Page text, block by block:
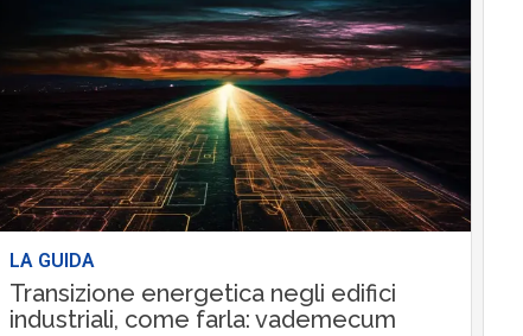
LA GUIDA
Transizione energetica negli edifici
industriali, come farla: vademecum